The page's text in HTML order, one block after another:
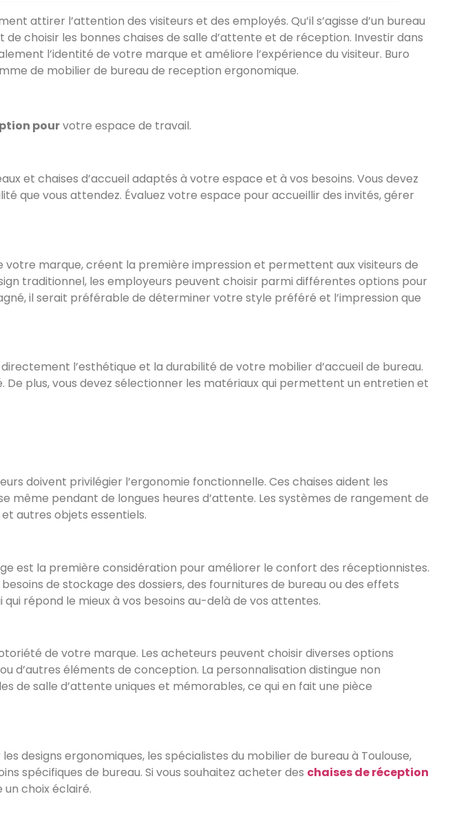
attirer l’attention des visiteurs et des employés. Qu’il s’agisse d’un bureau
choisir les bonnes chaises de salle d’attente et de réception. Investir dans
l’identité de votre marque et améliore l’expérience du visiteur. Buro
de mobilier de bureau de reception ergonomique.
pourvotre espace de travail.
et chaises d’accueil adaptés à votre espace et à vos besoins. Vous devez
que vous attendez. Évaluez votre espace pour accueillir des invités, gérer
marque, créent la première impression et permettent aux visiteurs de
traditionnel, les employeurs peuvent choisir parmi différentes options pour
il serait préférable de déterminer votre style préféré et l’impression que
l’esthétique et la durabilité de votre mobilier d’accueil de bureau.
De plus, vous devez sélectionner les matériaux qui permettent un entretien et
doivent privilégier l’ergonomie fonctionnelle. Ces chaises aident les
même pendant de longues heures d’attente. Les systèmes de rangement de
autres objets essentiels.
est la première considération pour améliorer le confort des réceptionnistes.
de stockage des dossiers, des fournitures de bureau ou des effets
répond le mieux à vos besoins au-delà de vos attentes.
de votre marque. Les acheteurs peuvent choisir diverses options
d’autres éléments de conception. La personnalisation distingue non
de salle d’attente uniques et mémorables, ce qui en fait une pièce
designs ergonomiques, les spécialistes du mobilier de bureau à Toulouse,
spécifiques de bureau. Si vous souhaitez acheter des chaises de réception
choix éclairé.